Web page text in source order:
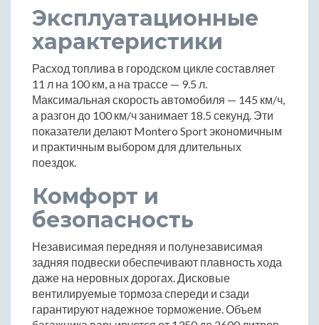
Эксплуатационные
характеристики
Расход топлива в городском цикле составляет
11 л на 100 км, а на трассе — 9.5 л.
Максимальная скорость автомобиля — 145 км/ч,
а разгон до 100 км/ч занимает 18.5 секунд. Эти
показатели делают Montero Sport экономичным
и практичным выбором для длительных
поездок.
Комфорт и
безопасность
Независимая передняя и полунезависимая
задняя подвески обеспечивают плавность хода
даже на неровных дорогах. Дисковые
вентилируемые тормоза спереди и сзади
гарантируют надежное торможение. Объем